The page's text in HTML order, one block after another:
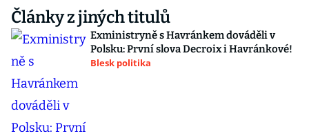
Články z jiných titulů
Exministryně s Havránkem dováděli v
Polsku: První slova Decroix i Havránkové!
Blesk politika